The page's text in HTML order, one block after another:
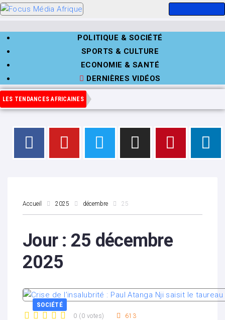
POLITIQUE & SOCIÉTÉ
SPORTS & CULTURE
ECONOMIE & SANTÉ
DERNIÈRES VIDÉOS
LES TENDANCES AFRICAINES
Accueil 2025 décembre 25
Jour : 25 décembre
2025
SOCIÉTÉ
0 ( 0 votes) 613